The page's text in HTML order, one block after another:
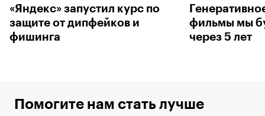
«Яндекс» запустил курс по
защите от дипфейков и
фишинга
фильмы мы
через 5 лет
Помогите нам стать лучше